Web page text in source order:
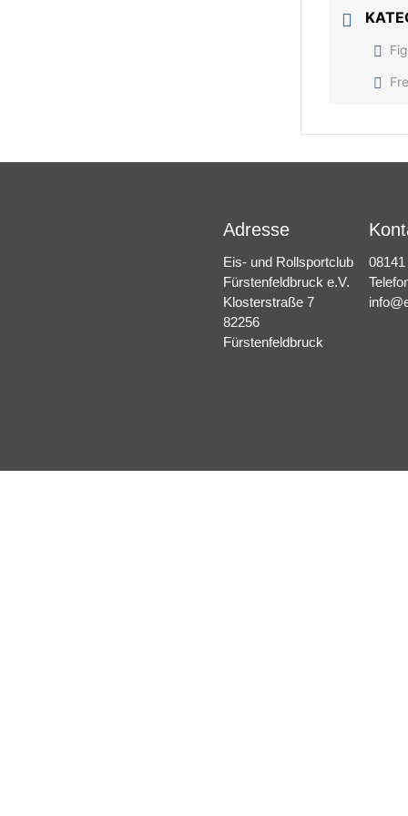
Adresse
Eis- und Rollsportclub
Fürstenfeldbruck e.V.
Klosterstraße 7
82256
Fürstenfeldbruck